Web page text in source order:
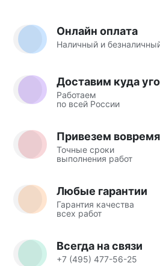
Онлайн оплата
Наличный и
Доставим куда
Работаем
по всей России
Привезем вовремя
Точные сроки
выполнения работ
Любые гарантии
Гарантия качества
всех работ
Всегда на связи
+7 (495) 477-56-25